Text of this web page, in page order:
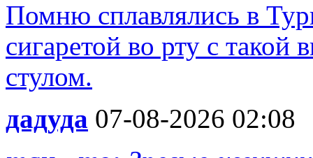
Помню сплавлялись в
сигаретой во рту с
стулом.
дадуда 07-08-2026 02:08